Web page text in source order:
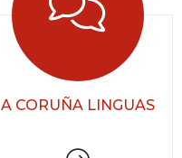
A CORUÑA LINGUAS